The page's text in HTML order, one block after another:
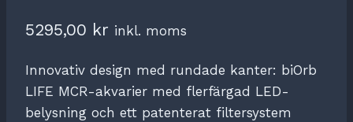
5295,00 kr inkl. moms
Innovativ design med rundade kanter: biOrb
LIFE MCR-akvarier med flerfärgad LED-
belysning och ett patenterat filtersystem